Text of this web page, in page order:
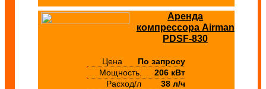
Аренда
компрессора Airman
PDSF-830
Цена
По запросу
Мощность.
206 кВт
Расход/л
38 л/ч